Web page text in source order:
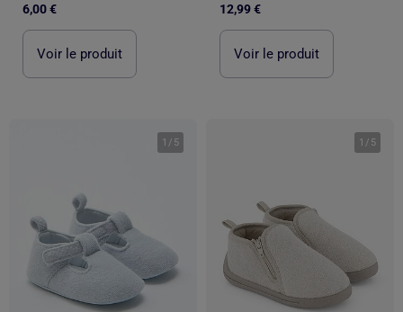
6,00 €
Voir le produit
12,99 €
Voir le produit
1 / 5 1 / 5